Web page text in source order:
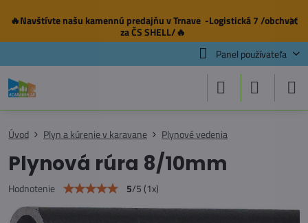
✕
🔥Navštívte našu kamennú predajňuv Trnave -Logistická 7 /obchvat
za ČS SHELL/🔥
Panel používateľa
Úvod Plyn a kúrenie v karavane Plynové vedenia
Plynová rúra 8/10mm
Hodnotenie 5/5(1x)